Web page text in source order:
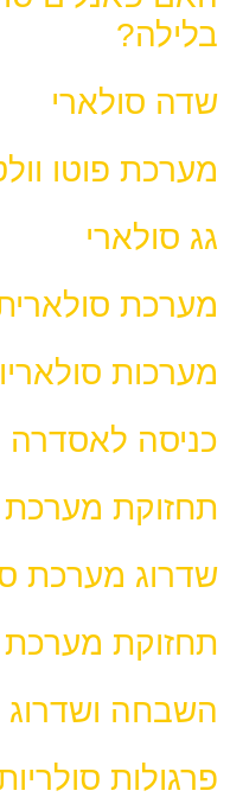
בלילה?
שדה סולארי
מערכת פוטו
גג סולארי
מערכת
מערכות
כניסה לאסדרה
תחזוקת מערכת
שדרוג מערכת
תחזוקת מערכת
השבחה
פרגולות